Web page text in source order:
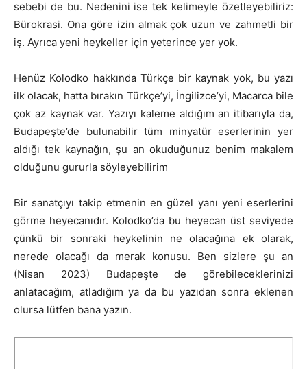
sebebi de bu. Nedenini ise tek kelimeyle özetleyebiliriz:
Bürokrasi. Ona göre izin almak çok uzun ve zahmetli bir
iş. Ayrıca yeni heykeller için yeterince yer yok.
Henüz Kolodko hakkında Türkçe bir kaynak yok, bu yazı
ilk olacak, hatta bırakın Türkçe’yi, İngilizce’yi, Macarca bile
çok az kaynak var. Yazıyı kaleme aldığım an itibarıyla da,
Budapeşte’de bulunabilir tüm minyatür eserlerinin yer
aldığı tek kaynağın, şu an okuduğunuz benim makalem
olduğunu gururla söyleyebilirim
Bir sanatçıyı takip etmenin en güzel yanı yeni eserlerini
görme heyecanıdır. Kolodko’da bu heyecan üst seviyede
çünkü bir sonraki heykelinin ne olacağına ek olarak,
nerede olacağı da merak konusu. Ben sizlere şu an
(Nisan 2023) Budapeşte de görebileceklerinizi
anlatacağım, atladığım ya da bu yazıdan sonra eklenen
olursa lütfen bana yazın.